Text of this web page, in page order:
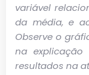
variável
da média, e
Observe o
na
resultados na